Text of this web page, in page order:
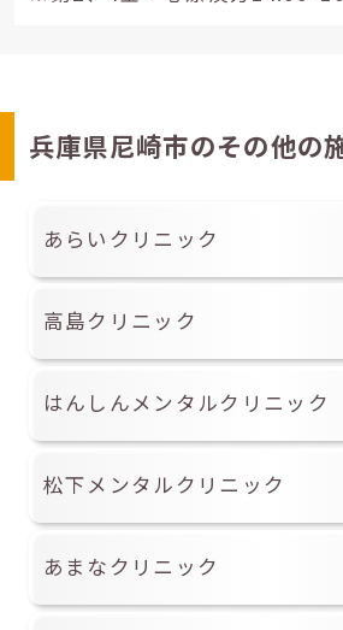
兵庫県尼崎市のその他の
あらいクリニック
高島クリニック
はんしんメンタルクリニック
松下メンタルクリニック
あまなクリニック